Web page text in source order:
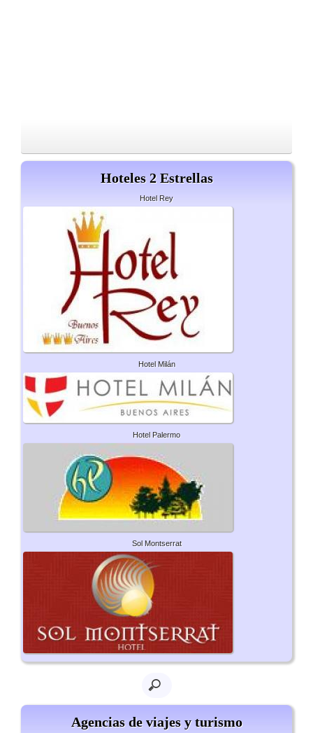
Hoteles 2 Estrellas
Hotel Rey
Hotel Milán
Hotel Palermo
Sol Montserrat
Agencias de viajes y turismo